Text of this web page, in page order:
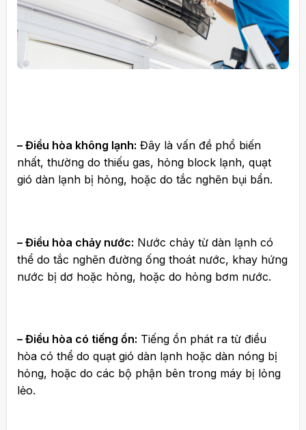
– Điều hòa không lạnh: Đây là vấn đề phổ biến
nhất, thường do thiếu gas, hỏng block lạnh, quạt
gió dàn lạnh bị hỏng, hoặc do tắc nghẽn bụi bẩn.
– Điều hòa chảy nước: Nước chảy từ dàn lạnh có
thể do tắc nghẽn đường ống thoát nước, khay hứng
nước bị dơ hoặc hỏng, hoặc do hỏng bơm nước.
– Điều hòa có tiếng ồn: Tiếng ồn phát ra từ điều
hòa có thể do quạt gió dàn lạnh hoặc dàn nóng bị
hỏng, hoặc do các bộ phận bên trong máy bị lỏng
lẻo.